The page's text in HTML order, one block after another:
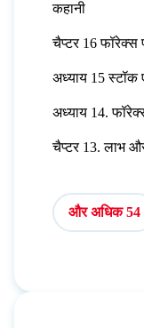
कहानी
चैप्टर 16 फॉरेक्स
अध्याय 15
अध्याय 14.
चैप्टर 13. लाभ
और अधिक 54